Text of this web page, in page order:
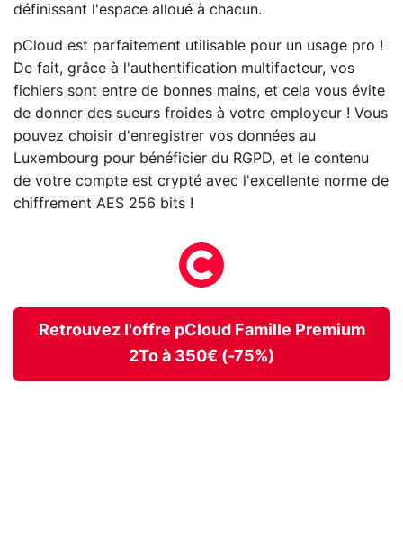
définissant l'espace alloué à chacun.
pCloud est parfaitement utilisable pour un usage pro !
De fait, grâce à l'authentification multifacteur, vos
fichiers sont entre de bonnes mains, et cela vous évite
de donner des sueurs froides à votre employeur ! Vous
pouvez choisir d'enregistrer vos données au
Luxembourg pour bénéficier du RGPD, et le contenu
de votre compte est crypté avec l'excellente norme de
chiffrement AES 256 bits !
Retrouvez l'offre pCloud Famille Premium
2To à 350€ (-75%)